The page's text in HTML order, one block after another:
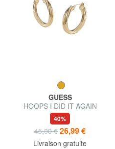
GUESS
HOOPS I DID IT AGAIN
Boucles d'oreilles Torchon
40%
45,00 € 26,99 €
Livraison gratuite